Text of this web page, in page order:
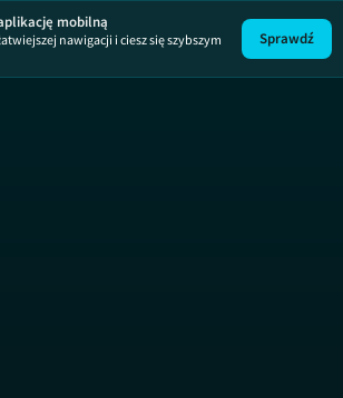
mobilną
nawigacji i ciesz się szybszym
Sprawdź